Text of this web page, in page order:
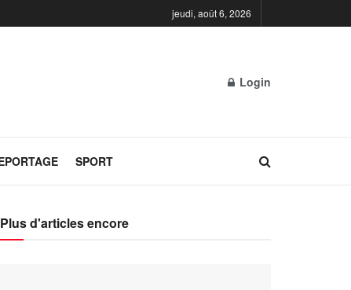
jeudi, août 6, 2026
Login
SPORT
Plus d'articles encore